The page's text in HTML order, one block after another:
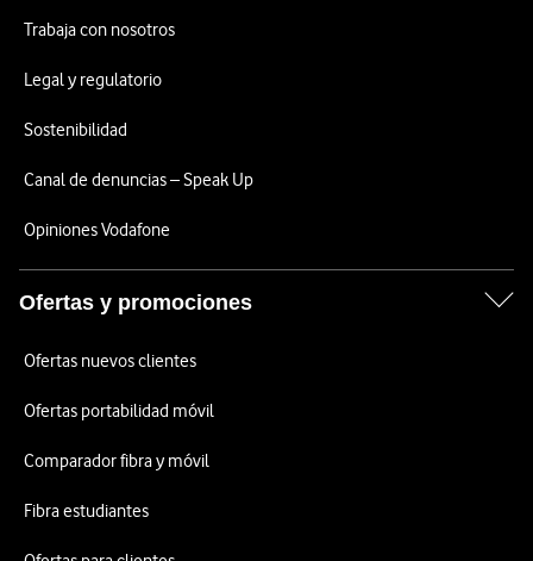
Trabaja con nosotros
Legal y regulatorio
Sostenibilidad
Canal de denuncias – Speak Up
Opiniones Vodafone
Ofertas y promociones
Ofertas nuevos clientes
Ofertas portabilidad móvil
Comparador fibra y móvil
Fibra estudiantes